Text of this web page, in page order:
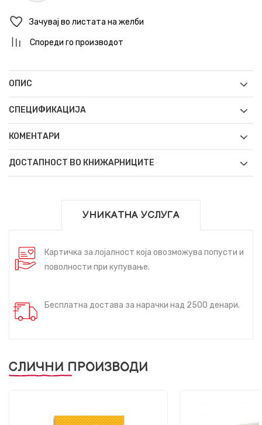
Зачувај во листата на желби
Спореди го производот
ОПИС
СПЕЦИФИКАЦИЈА
КОМЕНТАРИ
ДОСТАПНОСТ ВО КНИЖАРНИЦИТЕ
УНИКАТНА УСЛУГА
Картичка за лојалност која овозможува попусти и
поволности при купување.
Бесплатна достава за нарачки над 2500 денари.
СЛИЧНИ ПРОИЗВОДИ